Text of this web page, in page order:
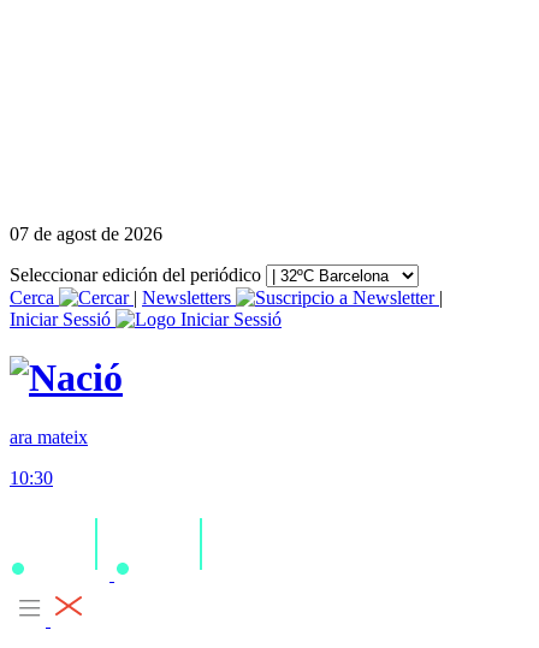
07 de agost de 2026
Seleccionar edición del periódico
Cerca
| Newsletters
|
Iniciar Sessió
ara mateix
10:30